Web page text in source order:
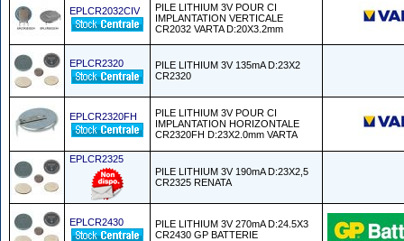
EPLCR2032CIV
PILE LITHIUM 3V POUR CI
IMPLANTATION VERTICALE
CR2032 VARTA D:20X3.2mm
EPLCR2320
PILE LITHIUM 3V 135mA D:23X2
CR2320
EPLCR2320FH
PILE LITHIUM 3V POUR CI
IMPLANTATION HORIZONTALE
CR2320FH D:23X2.0mm VARTA
EPLCR2325
PILE LITHIUM 3V 190mA D:23X2,5
CR2325 RENATA
EPLCR2430
PILE LITHIUM 3V 270mA D:24.5X3
CR2430 GP BATTERIE